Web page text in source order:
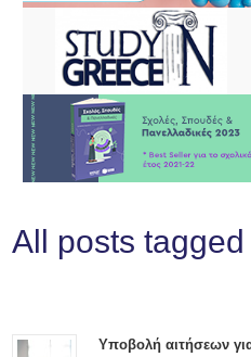
All posts tagged
Υποβολή αιτήσεων